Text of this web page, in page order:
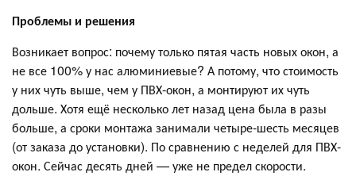
Проблемы и решения
Возникает вопрос: почему только пятая часть новых окон, а
не все 100% у нас алюминиевые? А потому, что стоимость
у них чуть выше, чем у ПВХ-окон, а монтируют их чуть
дольше. Хотя ещё несколько лет назад цена была в разы
больше, а сроки монтажа занимали четыре-шесть месяцев
(от заказа до установки). По сравнению с неделей для ПВХ-
окон. Сейчас десять дней — уже не предел скорости.